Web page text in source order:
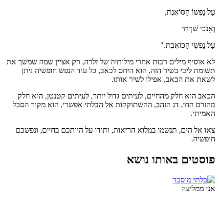
עַל נַפְשׁוֹ הַסּוֹאֶנֶת,
וְאָנֹכִי שַׁרְתִּי
עַל נַפְשִׁי הַכּוֹאֶבֶת."
לא אוסיף מילים רבות אחרי מילותיה של זלדה, רק אציין שמה שמשך את
תשומת ליבי בשיר הזה, הוא היחס לכאב, כל עוד הנפש חופשיה ניתן
לשאת את הכאב, אפילו לשיר אותו.
הכאב הוא חלק מהחיים, לעיתים גדול יותר, לעיתים קטנטן, הוא חלק
מהזרם החי, דג הזהב, ההשתוקקות אל הבלתי אפשרי, הוא מקור הסבל
האמיתי.
צאו אל הים, תנשמו במלוא הריאות, ותודו על היותכם בחיים, ונפשכם
חופשיה.
פוסטים באותו נושא
אני ממליצה